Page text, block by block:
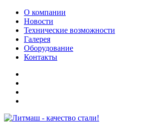
О компании
Новости
Технические возможности
Галерея
Оборудование
Контакты